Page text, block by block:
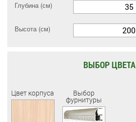
Глубина (см) 35
Высота (см) 200
ВЫБОР ЦВЕТА
Цвет корпуса Выбор
фурнитуры